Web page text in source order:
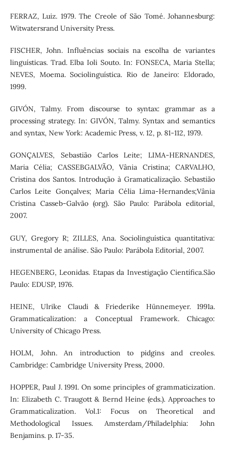
FERRAZ, Luiz. 1979. The Creole of São Tomé. Johannesburg:
Witwatersrand University Press.
FISCHER, John. Influências sociais na escolha de variantes
linguísticas. Trad. Elba Ioli Souto. In: FONSECA, Maria Stella;
NEVES, Moema. Sociolinguística. Rio de Janeiro: Eldorado,
1999.
GIVÓN, Talmy. From discourse to syntax: grammar as a
processing strategy. In: GIVÓN, Talmy. Syntax and semantics
and syntax, New York: Academic Press, v. 12, p. 81-112, 1979.
GONÇALVES, Sebastião Carlos Leite; LIMA-HERNANDES,
Maria Célia; CASSEBGALVÃO, Vânia Cristina; CARVALHO,
Cristina dos Santos. Introdução à Gramaticalização. Sebastião
Carlos Leite Gonçalves; Maria Célia Lima-Hernandes;Vânia
Cristina Casseb-Galvão (org). São Paulo: Parábola editorial,
2007.
GUY, Gregory R; ZILLES, Ana. Sociolinguística quantitativa:
instrumental de análise. São Paulo: Parábola Editorial, 2007.
HEGENBERG, Leonidas. Etapas da Investigação Científica.São
Paulo: EDUSP, 1976.
HEINE, Ulrike Claudi & Friederike Hünnemeyer. 1991a.
Grammaticalization: a Conceptual Framework. Chicago:
University of Chicago Press.
HOLM, John. An introduction to pidgins and creoles.
Cambridge: Cambridge University Press, 2000.
HOPPER, Paul J. 1991. On some principles of grammaticization.
In: Elizabeth C. Traugott & Bernd Heine (eds.). Approaches to
Grammaticalization. Vol.1: Focus on Theoretical and
Methodological Issues. Amsterdam/Philadelphia: John
Benjamins. p. 17-35.